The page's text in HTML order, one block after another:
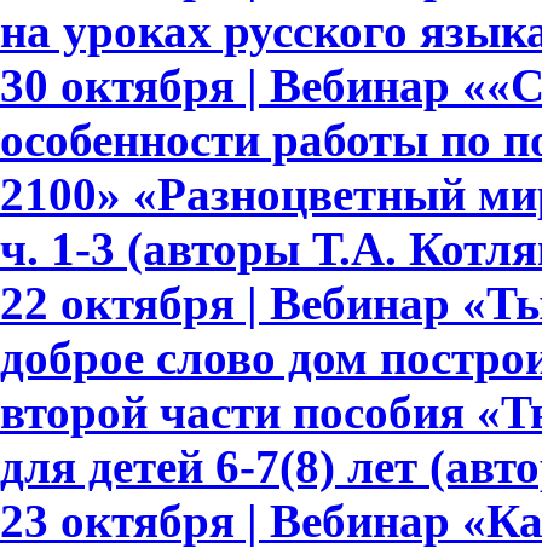
на уроках русского
30 октября | Вебинар
особенности работы по
2100» «Разноцветный
ч. 1-3 (авторы Т.А.
22 октября | Вебинар
доброе слово дом
второй части пособия
для детей 6-7(8) лет
23 октября | Вебинар